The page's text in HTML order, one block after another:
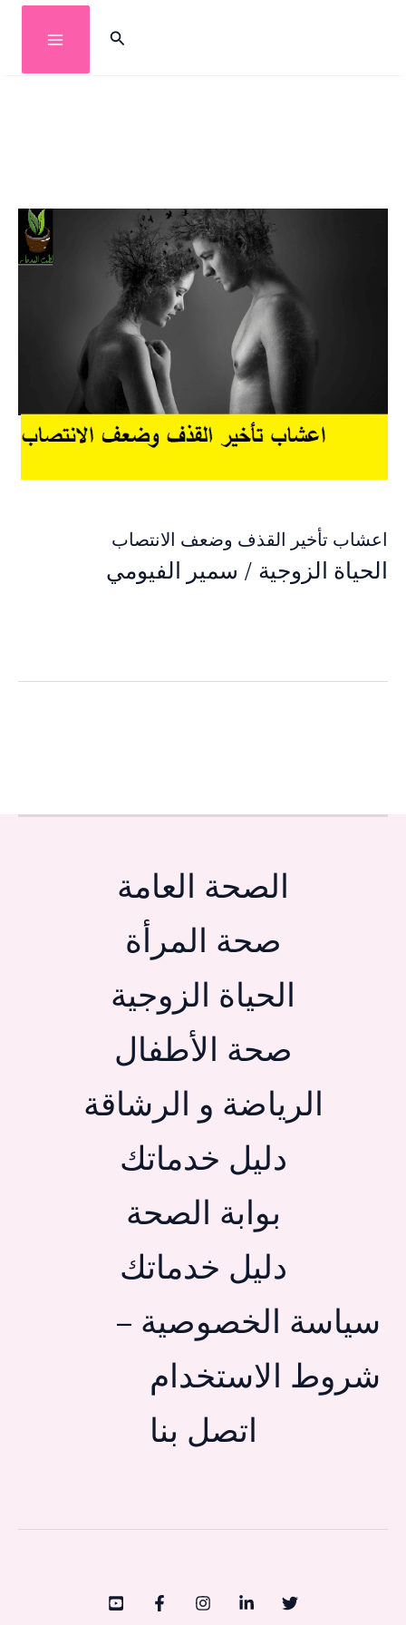
البحث
اعشاب تأخير القذف وضعف الانتصاب
الحياة الزوجية / سمير الفيومي
الصحة العامة
صحة المرأة
الحياة الزوجية
صحة الأطفال
الرياضة و الرشاقة
دليل خدماتك
بوابة الصحة
دليل خدماتك
سياسة الخصوصية –
شروط الاستخدام
اتصل بنا